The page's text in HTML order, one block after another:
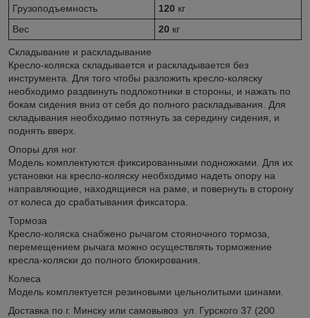
Грузоподъемность
120 кг
Вес
20 кг
Складывание и раскладывание
Кресло-коляска складывается и раскладывается без
инструмента. Для того чтобы разложить кресло-коляску
необходимо раздвинуть подлокотники в стороны, и нажать по
бокам сидения вниз от себя до полного раскладывания. Для
складывания необходимо потянуть за середину сидения, и
поднять вверх.
Опоры для ног
Модель комплектуются фиксированными подножками. Для их
установки на кресло-коляску необходимо надеть опору на
направляющие, находящиеся на раме, и повернуть в сторону
от колеса до срабатывания фиксатора.
Тормоза
Кресло-коляска снабжено рычагом стояночного тормоза,
перемещением рычага можно осуществлять торможение
кресла-коляски до полного блокирования.
Колеса
Модель комплектуется резиновыми цельнолитыми шинами.
Доставка по г. Минску или самовывоз ул. Гурского 37 (200